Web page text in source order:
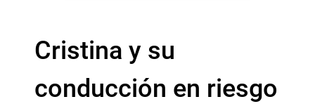
Cristina y su
conducción en riesgo